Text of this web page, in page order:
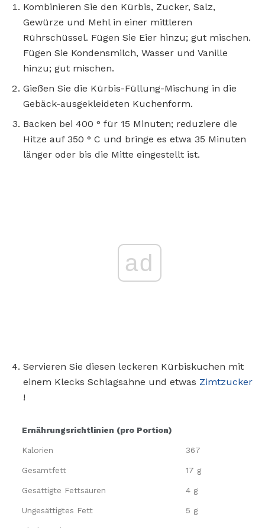
Kombinieren Sie den Kürbis, Zucker, Salz,
Gewürze und Mehl in einer mittleren
Rührschüssel. Fügen Sie Eier hinzu; gut mischen.
Fügen Sie Kondensmilch, Wasser und Vanille
hinzu; gut mischen.
Gießen Sie die Kürbis-Füllung-Mischung in die
Gebäck-ausgekleideten Kuchenform.
Backen bei 400 ° für 15 Minuten; reduziere die
Hitze auf 350 ° C und bringe es etwa 35 Minuten
länger oder bis die Mitte eingestellt ist.
ad
Servieren Sie diesen leckeren Kürbiskuchen mit
einem Klecks Schlagsahne und etwas Zimtzucker
!
Ernährungsrichtlinien (pro Portion)
Kalorien 367
Gesamtfett 17 g
Gesättigte Fettsäuren 4 g
Ungesättigtes Fett 5 g